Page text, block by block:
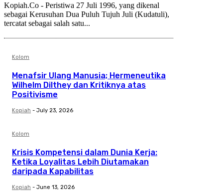
Kopiah.Co - Peristiwa 27 Juli 1996, yang dikenal
sebagai Kerusuhan Dua Puluh Tujuh Juli (Kudatuli),
tercatat sebagai salah satu...
Kolom
Menafsir Ulang Manusia; Hermeneutika
Wilhelm Dilthey dan Kritiknya atas
Positivisme
Kopiah - July 23, 2026
Kolom
Krisis Kompetensi dalam Dunia Kerja:
Ketika Loyalitas Lebih Diutamakan
daripada Kapabilitas
Kopiah - June 13, 2026